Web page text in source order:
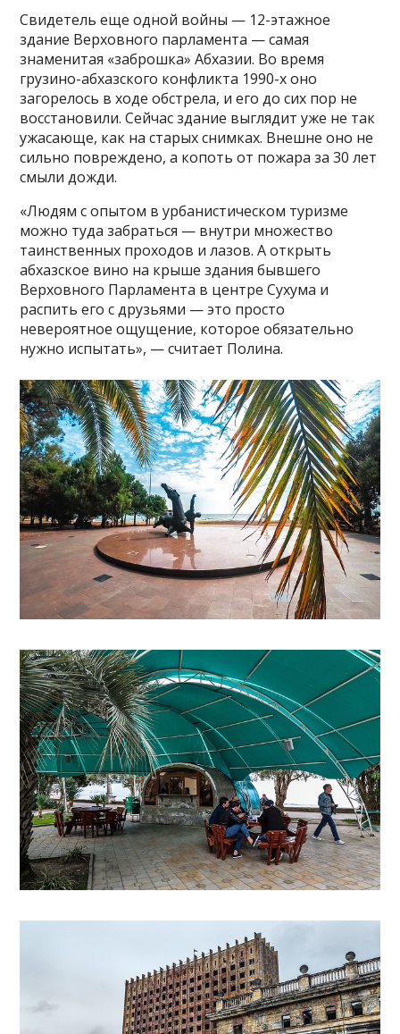
Свидетель еще одной войны — 12-этажное
здание Верховного парламента — самая
знаменитая «заброшка» Абхазии. Во время
грузино-абхазского конфликта 1990-х оно
загорелось в ходе обстрела, и его до сих пор не
восстановили. Сейчас здание выглядит уже не так
ужасающе, как на старых снимках. Внешне оно не
сильно повреждено, а копоть от пожара за 30 лет
смыли дожди.
«Людям с опытом в урбанистическом туризме
можно туда забраться — внутри множество
таинственных проходов и лазов. А открыть
абхазское вино на крыше здания бывшего
Верховного Парламента в центре Сухума и
распить его с друзьями — это просто
невероятное ощущение, которое обязательно
нужно испытать», — считает Полина.